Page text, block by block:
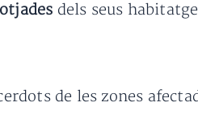
dels seus
de les zones